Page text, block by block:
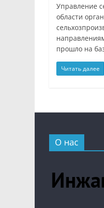
Управление
области
прошло на
Читать далее
О нас